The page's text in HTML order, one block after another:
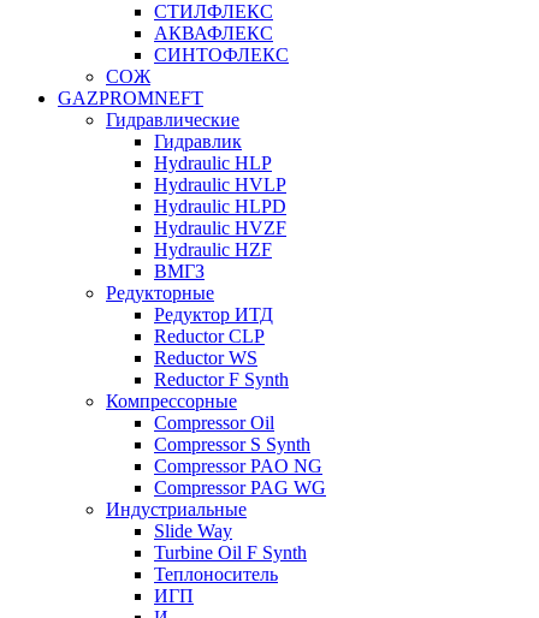
СТИЛФЛЕКС
АКВАФЛЕКС
СИНТОФЛЕКС
СОЖ
GAZPROMNEFT
Гидравлические
Гидравлик
Hydraulic HLP
Hydraulic HVLP
Hydraulic HLPD
Hydraulic HVZF
Hydraulic HZF
ВМГЗ
Редукторные
Редуктор ИТД
Reductor CLP
Reductor WS
Reductor F Synth
Компрессорные
Compressor Oil
Compressor S Synth
Compressor PAO NG
Compressor PAG WG
Индустриальные
Slide Way
Turbine Oil F Synth
Теплоноситель
ИГП